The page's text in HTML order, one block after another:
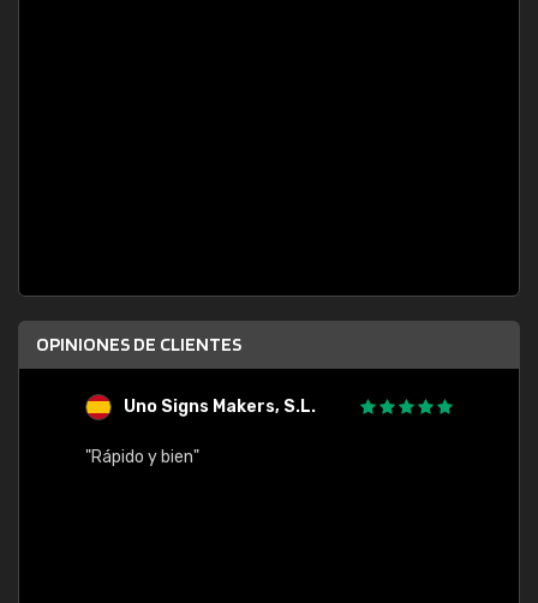
OPINIONES DE CLIENTES
Uno Signs Makers, S.L.
"Rápido y bien"